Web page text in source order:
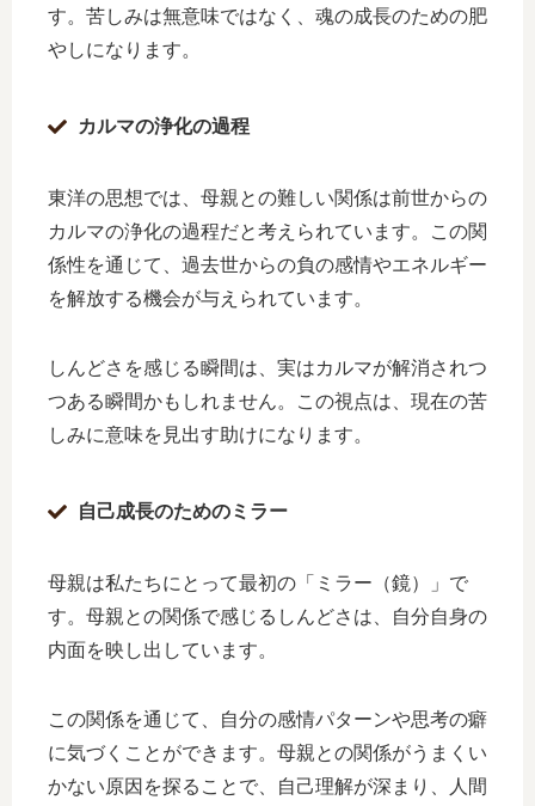
す。苦しみは無意味ではなく、魂の成長のための肥
やしになります。
カルマの浄化の過程
東洋の思想では、母親との難しい関係は前世からの
カルマの浄化の過程だと考えられています。この関
係性を通じて、過去世からの負の感情やエネルギー
を解放する機会が与えられています。
しんどさを感じる瞬間は、実はカルマが解消されつ
つある瞬間かもしれません。この視点は、現在の苦
しみに意味を見出す助けになります。
自己成長のためのミラー
母親は私たちにとって最初の「ミラー（鏡）」で
す。母親との関係で感じるしんどさは、自分自身の
内面を映し出しています。
この関係を通じて、自分の感情パターンや思考の癖
に気づくことができます。母親との関係がうまくい
かない原因を探ることで、自己理解が深まり、人間